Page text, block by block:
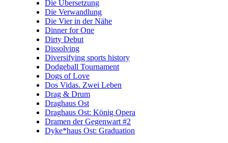
Die Übersetzung
Die Verwandlung
Die Vier in der Nähe
Dinner for One
Dirty Debut
Dissolving
Diversifying sports history
Dodgeball Tournament
Dogs of Love
Dos Vidas. Zwei Leben
Drag & Drum
Draghaus Ost
Draghaus Ost: König Opera
Dramen der Gegenwart #2
Dyke*haus Ost: Graduation